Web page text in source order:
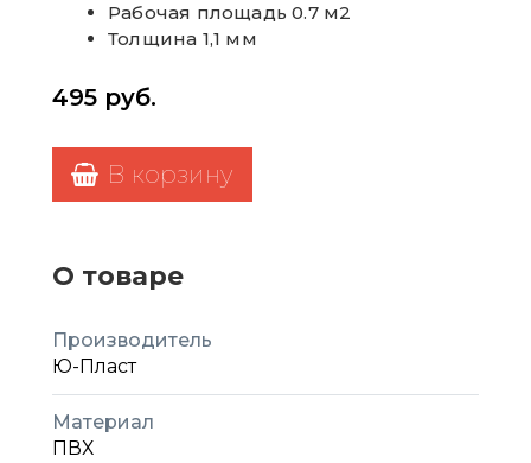
Рабочая площадь 0.7 м2
Толщина 1,1 мм
495 руб.
В корзину
О товаре
Производитель
Ю-Пласт
Материал
ПВХ